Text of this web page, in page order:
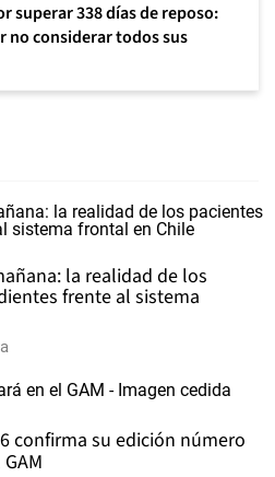
superar 338 días de reposo:
no considerar todos sus
la realidad de los
frente al sistema
confirma su edición número